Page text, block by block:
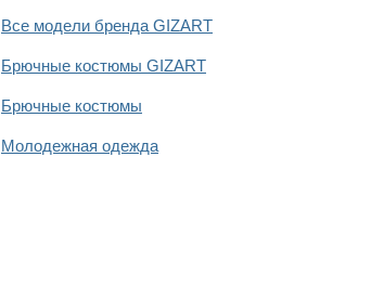
Все модели бренда GIZART
Брючные костюмы GIZART
Брючные костюмы
Молодежная одежда